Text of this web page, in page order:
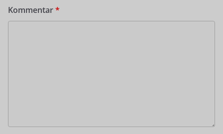
Kommentar*